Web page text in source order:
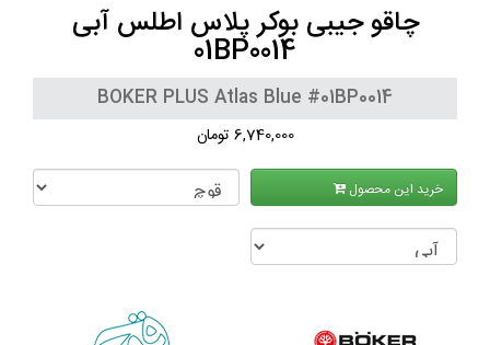
چاقو جیبی بوکر پلاس اطلس آبی
01BP0014
BOKER PLUS Atlas Blue #01BP0014
6,740,000 تومان
خرید این محصول